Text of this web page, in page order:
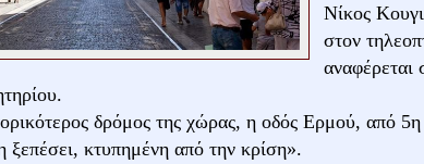
Νίκος
στον
αναφέρεται
δρόμος της χώρας, η οδός Ερμού, από
ξεπέσει, κτυπημένη από την κρίση».